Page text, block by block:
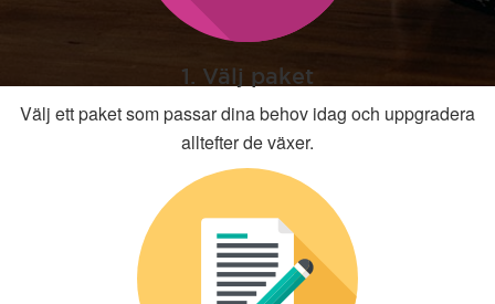
1. Välj paket
Välj ett paket som passar dina behov idag och uppgradera
alltefter de växer.